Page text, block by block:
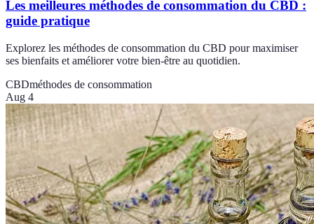
Les meilleures méthodes de consommation du CBD :
guide pratique
Explorez les méthodes de consommation du CBD pour maximiser
ses bienfaits et améliorer votre bien-être au quotidien.
CBDméthodes de consommation
Aug 4